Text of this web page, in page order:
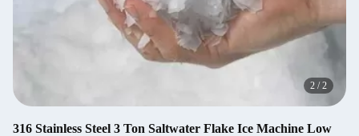
2 /2
316 Stainless Steel 3 Ton Saltwater Flake Ice Machine Low